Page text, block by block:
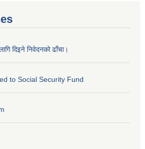
दिइने निवेदनको ढाँचा।
to Social Security Fund